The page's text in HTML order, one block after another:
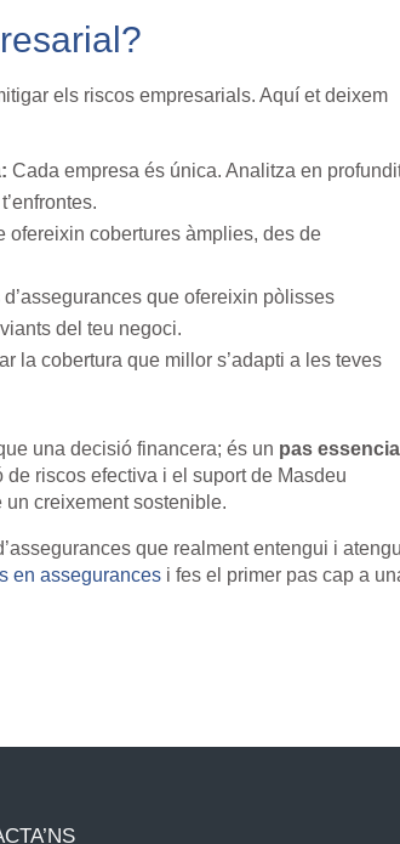
els riscos empresarials. Aquí et deixem
Cada empresa és única. Analitza en
ofereixin cobertures àmplies, des de
que ofereixin pòlisses
del teu negoci.
la cobertura que millor s’adapti a les teves
una decisió financera; és un pas essencial
de riscos efectiva i el suport de Masdeu
creixement sostenible.
que realment entengui i
en assegurances i fes el primer pas cap a